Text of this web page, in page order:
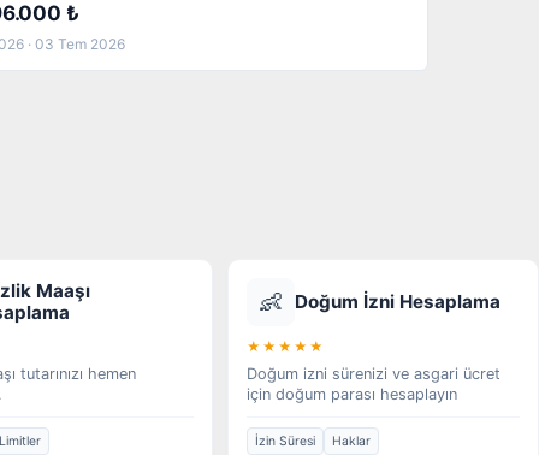
₺
· 03 Tem 2026
Maaşı
tutarınızı hemen
👶 Doğum İzni Hesaplama
★★★★★
Doğum izni sürenizi ve asgari ücret
için doğum parası hesaplayın
İzin Süresi Haklar